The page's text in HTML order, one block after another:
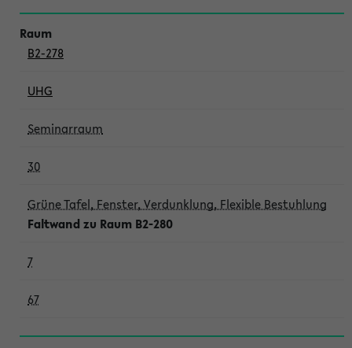
B2-278
UHG
Seminarraum
30
Grüne Tafel, Fenster, Verdunklung, Flexible Bestuhlung
Faltwand zu Raum B2-280
7
67